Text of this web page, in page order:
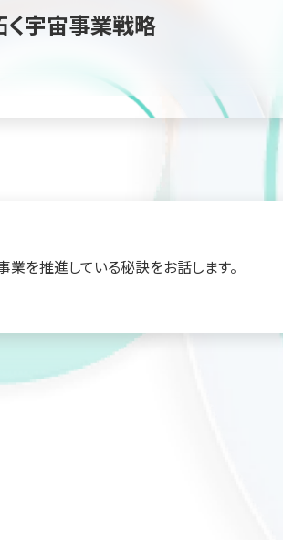
宇宙事業戦略
業を推進している秘訣をお話します。